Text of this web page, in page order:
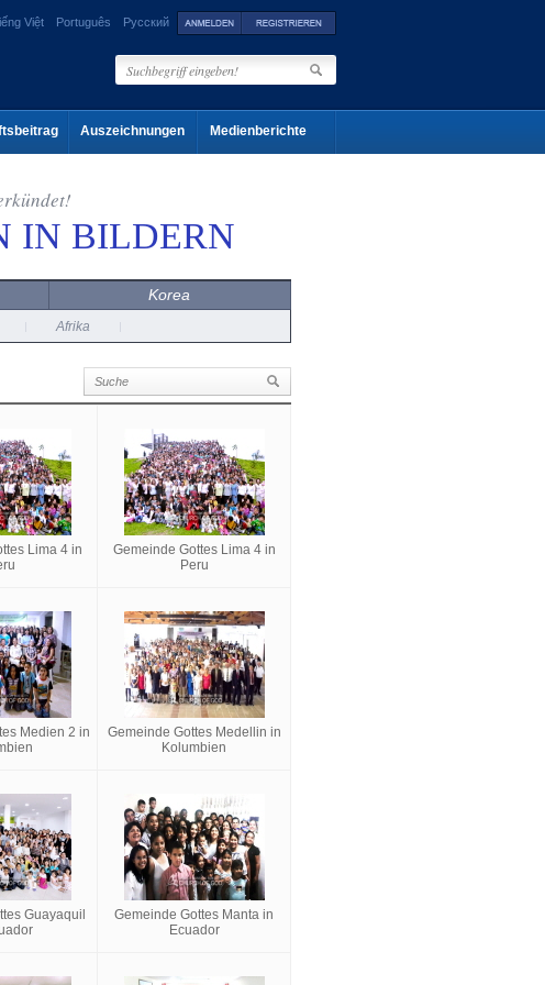
Việt Português Русский
Auszeichnungen Medienberichte
IN BILDERN
Korea
Afrika
Lima 4 in
Gemeinde Gottes Lima 4 in
Peru
Medien 2 in
Gemeinde Gottes Medellin in
Kolumbien
Guayaquil
Gemeinde Gottes Manta in
Ecuador